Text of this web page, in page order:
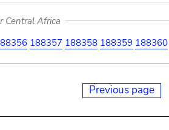
Central Africa
188357 188358 188359 188360
Previous page